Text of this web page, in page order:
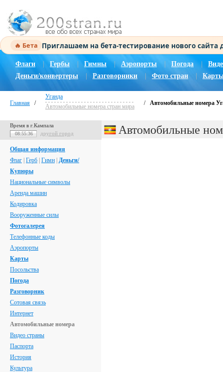
🔥 Бета Приглашаем на бета-тестирование нового
Флаги Гербы Гимны | Аэропорты Погода |
Деньги/конвертеры
Разговорники Фото стран
Главная /
Уганда
Автомобильные номера стран мира
/ Автомобильные номера
Время в г.Кампала
08:55:37 другой город
Общая информация
Флаг Герб Гимн Деньги/
Купюры
Национальные символы
Аренда машин
Кодировка
Вооруженные силы
Фотогалерея
Телефонные коды
Аэропорты
Карты
Посольства
Погода
Разговорник
Сотовая связь
Интернет
Автомобильные номера
Видео страны
Паспорта
История
Культура
Автомобильные